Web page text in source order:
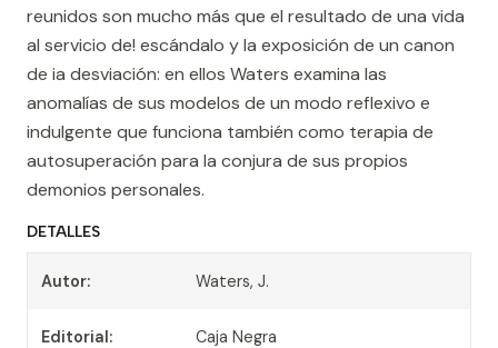
reunidos son mucho más que el resultado de una vida
al servicio de! escándalo y la exposición de un canon
de ia desviación: en ellos Waters examina las
anomalías de sus modelos de un modo reflexivo e
indulgente que funciona también como terapia de
autosuperación para la conjura de sus propios
demonios personales.
DETALLES
Autor: Waters, J.
Editorial: Caja Negra